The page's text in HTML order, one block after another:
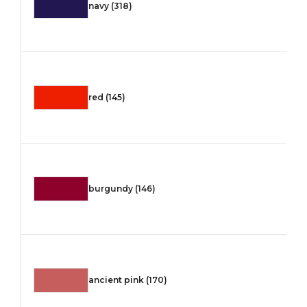
navy (318)
red (145)
burgundy (146)
ancient pink (170)